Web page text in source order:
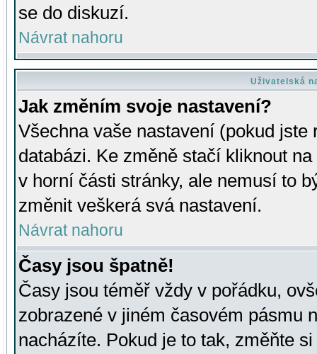
se do diskuzí.
Návrat nahoru
Uživatelská
Jak změním svoje nastavení?
Všechna vaše nastavení (pokud
databázi. Ke změně stačí kliknout
v horní části stránky, ale nemusí to
změnit veškerá svá nastavení.
Návrat nahoru
Časy jsou špatně!
Časy jsou téměř vždy v pořádku,
zobrazené v jiném časovém pásmu
nacházíte. Pokud je to tak, změňte